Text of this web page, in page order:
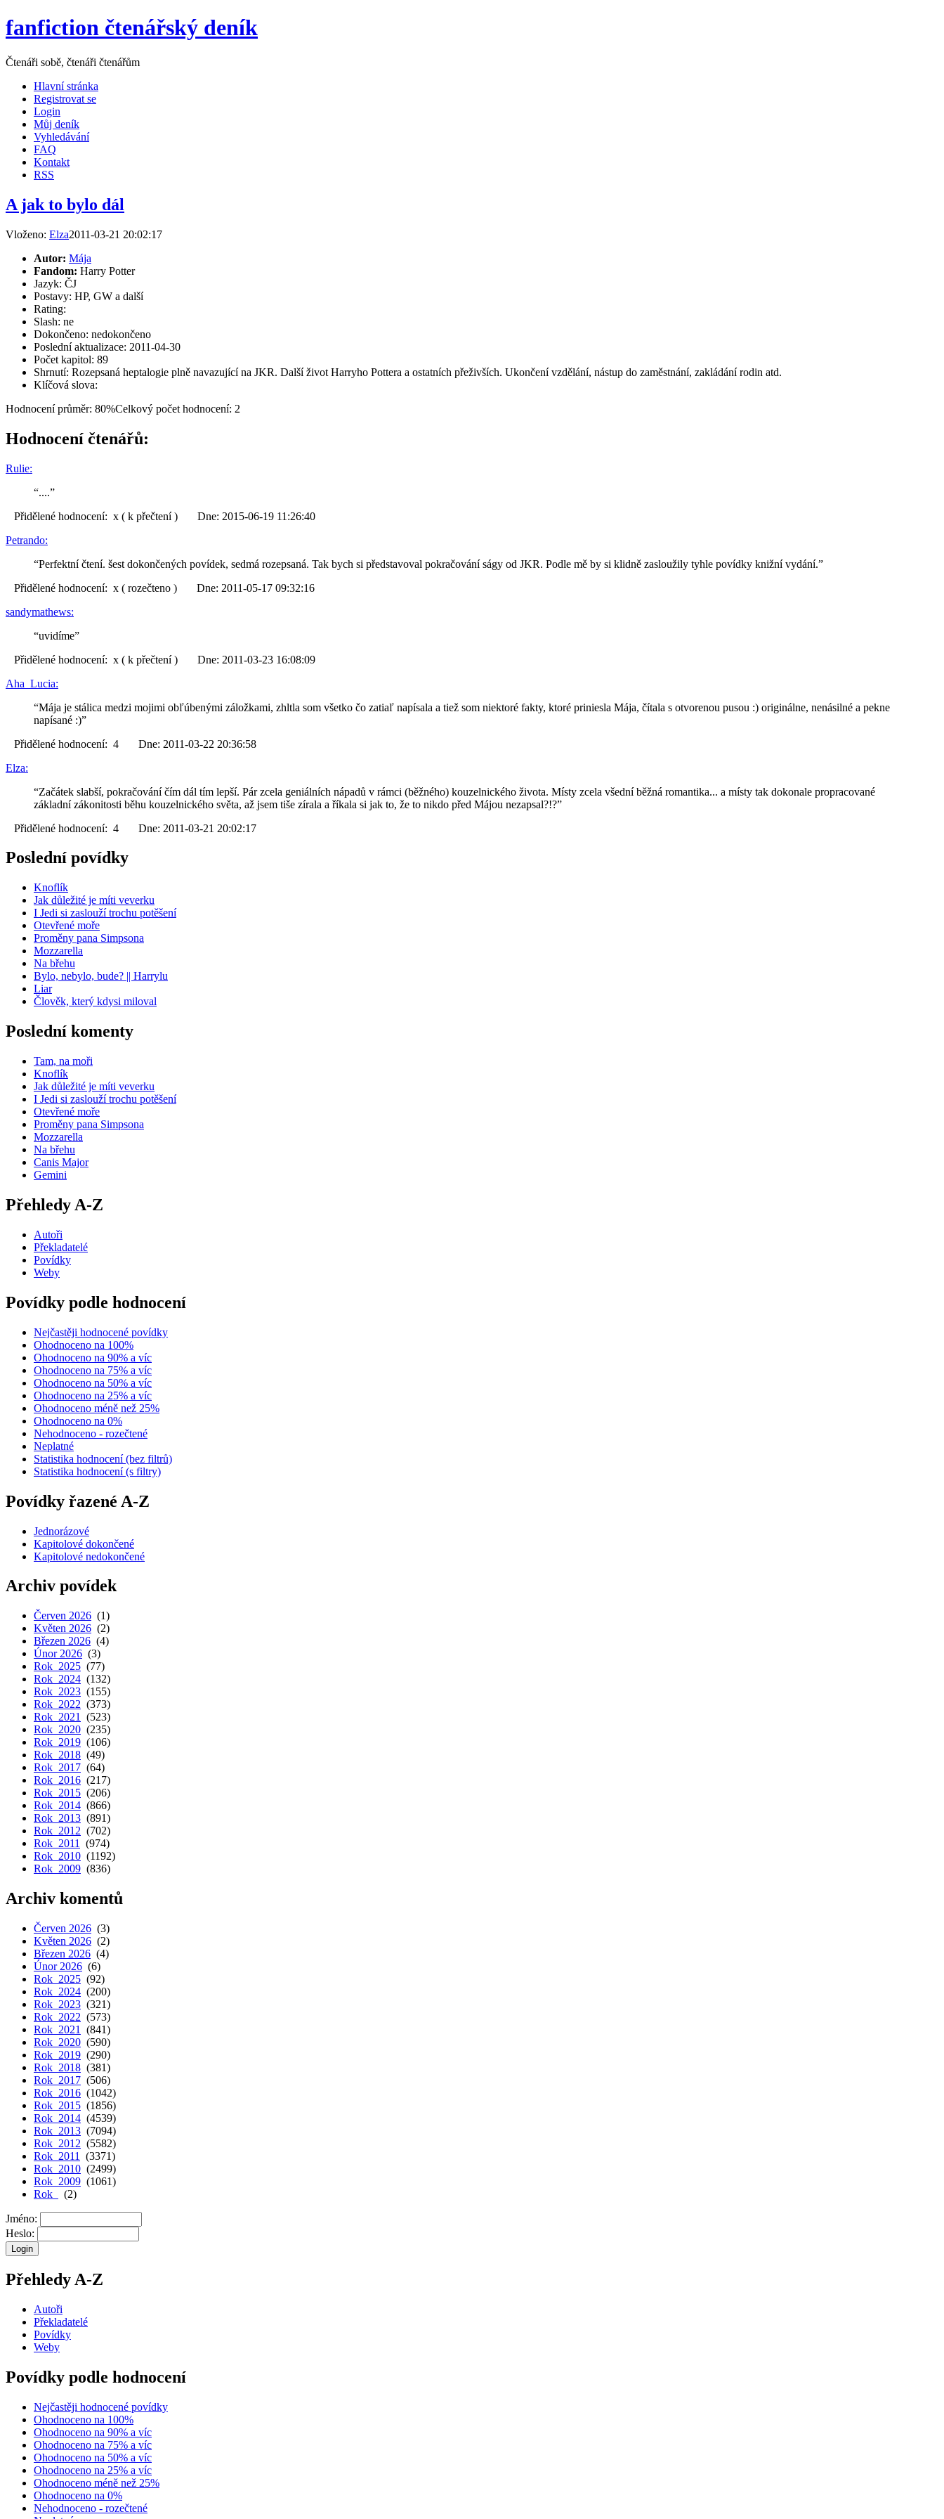
fanfiction čtenářský deník
Čtenáři sobě, čtenáři čtenářům
Hlavní stránka
Registrovat se
Login
Můj deník
Vyhledávání
FAQ
Kontakt
RSS
A jak to bylo dál
Vloženo: Elza2011-03-21 20:02:17
Autor: Mája
Fandom: Harry Potter
Jazyk: ČJ
Postavy: HP, GW a další
Rating:
Slash: ne
Dokončeno: nedokončeno
Poslední aktualizace: 2011-04-30
Počet kapitol: 89
Shrnutí: Rozepsaná heptalogie plně navazující na JKR. Další život Harryho Pottera a ostatních přeživších. Ukončení vzdělání, nástup do zaměstnání, zakládání rodin atd.
Klíčová slova:
Hodnocení průměr: 80%Celkový počet hodnocení: 2
Hodnocení čtenářů:
Rulie:
“....”
Přidělené hodnocení: x ( k přečtení ) Dne: 2015-06-19 11:26:40
Petrando:
“Perfektní čtení. šest dokončených povídek, sedmá rozepsaná. Tak bych si představoval pokračování ságy od JKR. Podle mě by si klidně zasloužily tyhle povídky knižní vydání.”
Přidělené hodnocení: x ( rozečteno ) Dne: 2011-05-17 09:32:16
sandymathews:
“uvidíme”
Přidělené hodnocení: x ( k přečtení ) Dne: 2011-03-23 16:08:09
Aha_Lucia:
“Mája je stálica medzi mojimi obľúbenými záložkami, zhltla som všetko čo zatiaľ napísala a tiež som niektoré fakty, ktoré priniesla Mája, čítala s otvorenou pusou :) originálne, nenásilné a pekne
napísané :)”
Přidělené hodnocení: 4 Dne: 2011-03-22 20:36:58
Elza:
“Začátek slabší, pokračování čím dál tím lepší. Pár zcela geniálních nápadů v rámci (běžného) kouzelnického života. Místy zcela všední běžná romantika... a místy tak dokonale propracované
základní zákonitosti běhu kouzelnického světa, až jsem tiše zírala a říkala si jak to, že to nikdo před Májou nezapsal?!?”
Přidělené hodnocení: 4 Dne: 2011-03-21 20:02:17
Poslední povídky
Knoflík
Jak důležité je míti veverku
I Jedi si zaslouží trochu potěšení
Otevřené moře
Proměny pana Simpsona
Mozzarella
Na břehu
Bylo, nebylo, bude? || Harrylu
Liar
Člověk, který kdysi miloval
Poslední komenty
Tam, na moři
Knoflík
Jak důležité je míti veverku
I Jedi si zaslouží trochu potěšení
Otevřené moře
Proměny pana Simpsona
Mozzarella
Na břehu
Canis Major
Gemini
Přehledy A-Z
Autoři
Překladatelé
Povídky
Weby
Povídky podle hodnocení
Nejčastěji hodnocené povídky
Ohodnoceno na 100%
Ohodnoceno na 90% a víc
Ohodnoceno na 75% a víc
Ohodnoceno na 50% a víc
Ohodnoceno na 25% a víc
Ohodnoceno méně než 25%
Ohodnoceno na 0%
Nehodnoceno - rozečtené
Neplatné
Statistika hodnocení (bez filtrů)
Statistika hodnocení (s filtry)
Povídky řazené A-Z
Jednorázové
Kapitolové dokončené
Kapitolové nedokončené
Archiv povídek
Červen 2026 (1)
Květen 2026 (2)
Březen 2026 (4)
Únor 2026 (3)
Rok 2025 (77)
Rok 2024 (132)
Rok 2023 (155)
Rok 2022 (373)
Rok 2021
(523)
Rok 2020 (235)
Rok 2019 (106)
Rok 2018 (49)
Rok 2017 (64)
Rok 2016 (217)
Rok 2015 (206)
Rok 2014 (866)
Rok 2013 (891)
Rok 2012 (702)
Rok 2011
(974)
Rok 2010 (1192)
Rok 2009 (836)
Archiv komentů
Červen 2026 (3)
Květen 2026 (2)
Březen 2026 (4)
Únor 2026 (6)
Rok 2025 (92)
Rok 2024 (200)
Rok 2023 (321)
Rok 2022 (573)
Rok 2021
(841)
Rok 2020 (590)
Rok 2019 (290)
Rok 2018 (381)
Rok 2017 (506)
Rok 2016 (1042)
Rok 2015 (1856)
Rok 2014 (4539)
Rok 2013 (7094)
Rok 2012 (5582)
Rok 2011
(3371)
Rok 2010 (2499)
Rok 2009 (1061)
Rok
(2)
Jméno:
Heslo:
Přehledy A-Z
Autoři
Překladatelé
Povídky
Weby
Povídky podle hodnocení
Nejčastěji hodnocené povídky
Ohodnoceno na 100%
Ohodnoceno na 90% a víc
Ohodnoceno na 75% a víc
Ohodnoceno na 50% a víc
Ohodnoceno na 25% a víc
Ohodnoceno méně než 25%
Ohodnoceno na 0%
Nehodnoceno - rozečtené